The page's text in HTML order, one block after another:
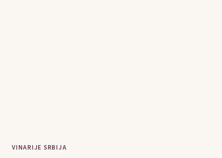
VINARIJE SRBIJA